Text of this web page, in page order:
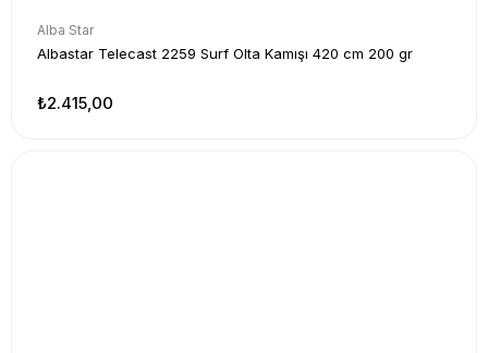
Alba Star
Albastar Telecast 2259 Surf Olta Kamışı 420 cm 200 gr
₺2.415,00